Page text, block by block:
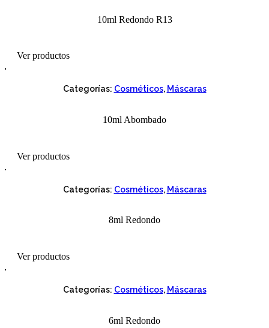
10ml Redondo R13
Ver productos
Categorías: Cosméticos, Máscaras
10ml Abombado
Ver productos
Categorías: Cosméticos, Máscaras
8ml Redondo
Ver productos
Categorías: Cosméticos, Máscaras
6ml Redondo